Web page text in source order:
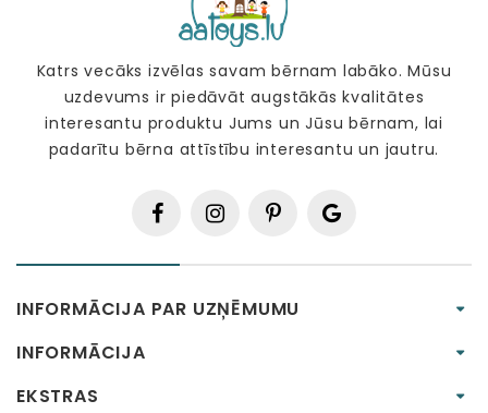
Katrs vecāks izvēlas savam bērnam labāko. Mūsu
uzdevums ir piedāvāt augstākās kvalitātes
interesantu produktu Jums un Jūsu bērnam, lai
padarītu bērna attīstību interesantu un jautru.
INFORMĀCIJA PAR UZŅĒMUMU
INFORMĀCIJA
EKSTRAS